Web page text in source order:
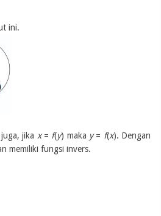
ini.
jika x= f(y) maka y= f(x). Dengan
memiliki fungsi invers.